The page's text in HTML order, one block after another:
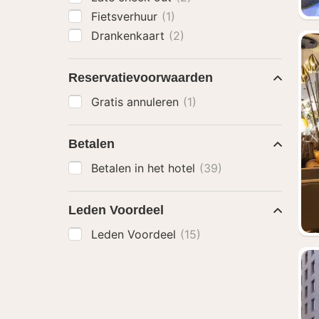
Fietsverhuur (1)
Drankenkaart (2)
Reservatievoorwaarden
Gratis annuleren (1)
Betalen
Betalen in het hotel (39)
Leden Voordeel
Leden Voordeel (15)